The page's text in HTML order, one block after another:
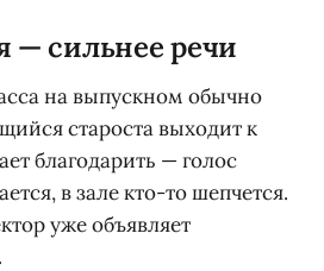
— сильнее речи
на выпускном обычно
староста выходит к
благодарить — голос
в зале кто-то шепчется.
уже объявляет